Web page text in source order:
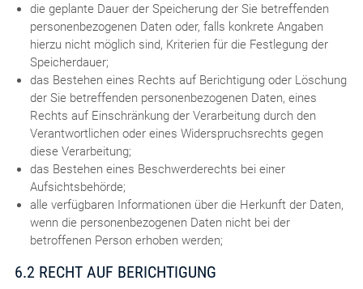
die geplante Dauer der Speicherung der Sie betreffenden
personenbezogenen Daten oder, falls konkrete Angaben
hierzu nicht möglich sind, Kriterien für die Festlegung der
Speicherdauer;
das Bestehen eines Rechts auf Berichtigung oder Löschung
der Sie betreffenden personenbezogenen Daten, eines
Rechts auf Einschränkung der Verarbeitung durch den
Verantwortlichen oder eines Widerspruchsrechts gegen
diese Verarbeitung;
das Bestehen eines Beschwerderechts bei einer
Aufsichtsbehörde;
alle verfügbaren Informationen über die Herkunft der Daten,
wenn die personenbezogenen Daten nicht bei der
betroffenen Person erhoben werden;
6.2 RECHT AUF BERICHTIGUNG